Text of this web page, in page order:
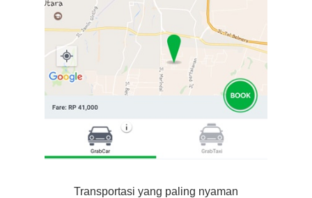
Transportasi yang paling nyaman